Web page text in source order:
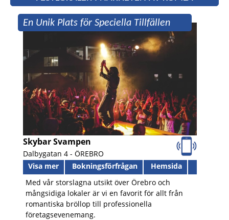
En Unik Plats för Speciella Tillfällen
Skybar Svampen
Dalbygatan 4 - ÖREBRO
Visa mer
Bokningsförfrågan
Hemsida
Med vår storslagna utsikt över Örebro och
mångsidiga lokaler är vi en favorit för allt från
romantiska bröllop till professionella
företagsevenemang.